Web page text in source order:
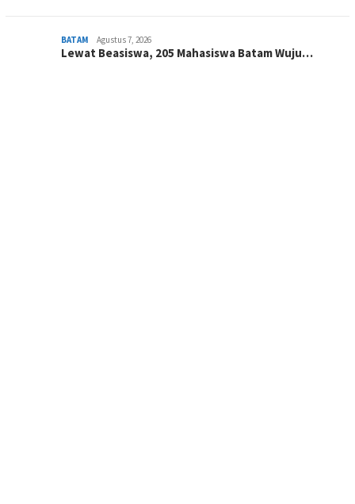
BATAM Agustus 7, 2026
Lewat Beasiswa, 205 Mahasiswa Batam Wuju…